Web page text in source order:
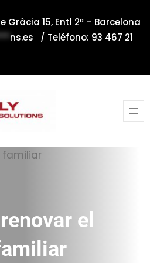
Gràcia 15, Entl 2ª – Barcelona
ns.es / Teléfono: 93 467 21
el